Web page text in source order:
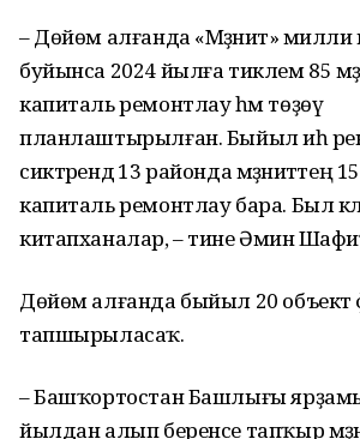
– Дөйөм алғанда «Мәҙәниәт»
буйынса 2024 йылға тиклем 85
капиталь ремонтлау һәм төҙөү
планлаштырылған. Быйыл иһә
сиктәрендә 13 районда мәҙәниәттең
капиталь ремонтлау бара. Был
китапханалар, – тине Әминә
Дөйөм алғанда быйыл 20 объект
тапшырыласаҡ.
– Башҡортостан Башлығы ярҙамы
йылдан алып беренсе тапҡыр